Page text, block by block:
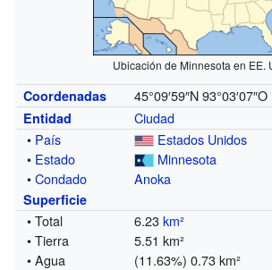
Ubicación de Minnesota en EE.
Coordenadas 45°09′59″N 93°03′07″O
Entidad
Ciudad
• País
Estados Unidos
• Estado
Minnesota
•Condado Anoka
Superficie
• Total 6.23km²
• Tierra
5.51 km²
• Agua
(11.63%) 0.73 km²